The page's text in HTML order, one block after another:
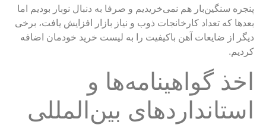
پنجره سنگین‌بار هم نمی‌خریدیم و صرفا به دنبال نوبار بودیم اما
بعدها که تعداد کارخانجات ذوب و نیاز بازار افزایش یافت، برخی
دیگر از ضایعات آهن باکیفیت را به لیست خرید خودمان اضافه
کردیم.
اخذ گواهینامه‌ها و
استانداردهای بین‌المللی